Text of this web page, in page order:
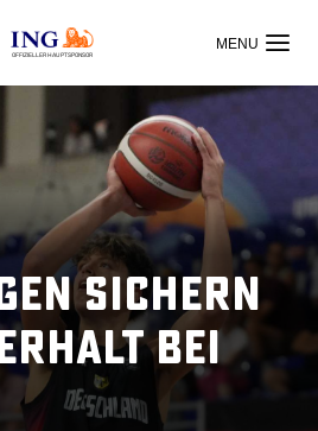
OFFIZIELLER HAUPTSPONSOR
sichern
bei